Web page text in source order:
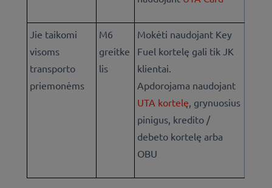
Jie taikomi
visoms
transporto
priemonėms
M6
greitke
lis
Mokėti naudojant Key
Fuel kortelę gali tik JK
klientai.
Apdorojama naudojant
UTA kortelę, grynuosius
pinigus, kredito /
debeto kortelę arba
OBU